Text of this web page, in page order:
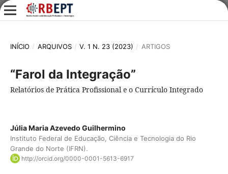
INÍCIO / ARQUIVOS / V. 1 N. 23 (2023) / ARTIGOS
“Farol da Integração”
Relatórios de Prática Profissional e o Currículo Integrado
Júlia Maria Azevedo Guilhermino
Instituto Federal de Educação, Ciência e Tecnologia do Rio
Grande do Norte (IFRN).
http://orcid.org/0000-0001-5613-6917